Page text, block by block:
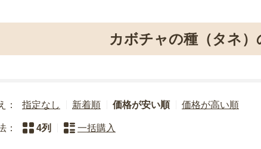
カボチャの種（タネ）
： 指定なし 新着順 価格が安い順 価格が高い順
： 4列 一括購入